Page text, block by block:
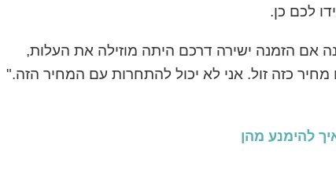
לכם כן.
אם הזמנה ישירה דרכם היתה מוזילה את העלות,
כזה זול. אני לא יכול להתחרות עם המחיר הזה."